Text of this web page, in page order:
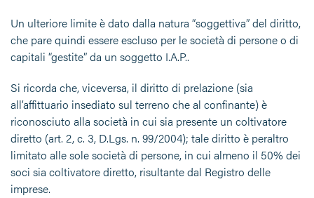
Un ulteriore limite è dato dalla natura “soggettiva” del diritto,
che pare quindi essere escluso per le società di persone o di
capitali “gestite” da un soggetto I.A.P..
Si ricorda che, viceversa, il diritto di prelazione (sia
all’affittuario insediato sul terreno che al confinante) è
riconosciuto alla società in cui sia presente un coltivatore
diretto (art. 2, c. 3, D.Lgs. n. 99/2004); tale diritto è peraltro
limitato alle sole società di persone, in cui almeno il 50% dei
soci sia coltivatore diretto, risultante dal Registro delle
imprese.